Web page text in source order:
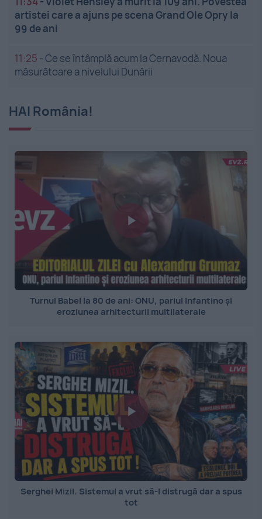
artistei care a ajuns pe scena Grand Ole Opry la
99 de ani
11:25 -Ce se întâmplă acum la Cernavodă. Noua
măsurătoare a nivelului Dunării
HAI România!
Turnul Babel la 80 de ani: ONU, pariul Infantino și
eroziunea arhitecturii multilaterale
Serghei Mizil. Sistemul a vrut să-l distrugă dar a spus
tot